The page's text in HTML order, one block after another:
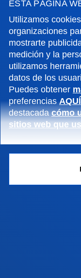
ESTA PÁGINA
Utilizamos
organizaciones
mostrarte
medición y la
utilizamos
datos de los
Puedes obtener
preferenciasAQUÍ
destacadacómo
sitios web que
Campus Bilbao
Conoce el
+34 944 139 000
Contacto
Campus San
Conoce el
+34 943 326 600